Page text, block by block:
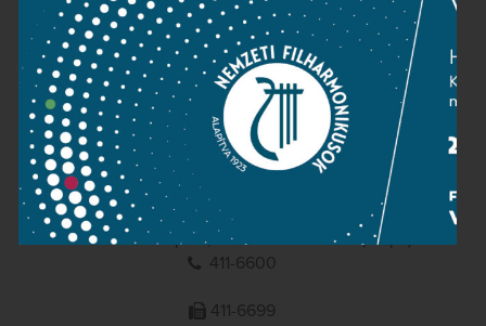
NEMZETI
FILHARMONIKUSOK
1095 Budapest, Komor Marcell u. 1. (Müpa)
411-6600
411-6699